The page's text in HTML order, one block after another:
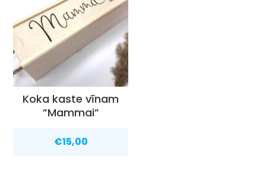
Koka kaste vīnam
”Mammai”
€15,00